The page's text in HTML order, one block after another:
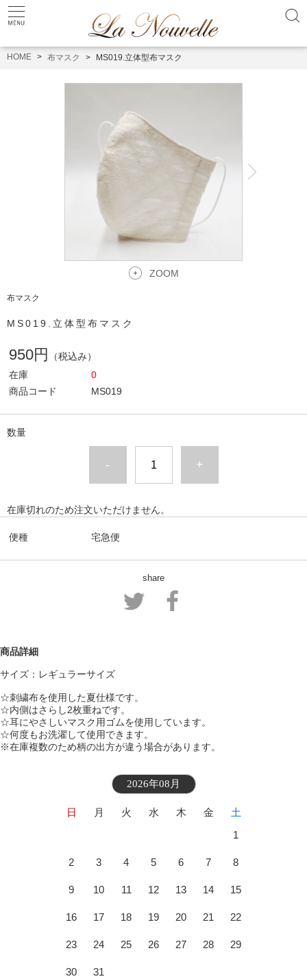
HOME 布マスク MS019.立体型布マスク
ZOOM
布マスク
MS019.立体型布マスク
950円
（税込み）
在庫
0
商品コード
MS019
数量
- +
在庫切れのため注文いただけません。
便種 宅急便
share
商品詳細
サイズ：レギュラーサイズ
☆刺繍布を使用した夏仕様です。
☆内側はさらし2枚重ねです。
☆耳にやさしいマスク用ゴムを使用しています。
☆何度もお洗濯して使用できます。
※在庫複数のため柄の出方が違う場合があります。
2026年08月
日 月 火 水 木 金
土
1
2 3 4 5 6 7 8
9 10 11 12 13 14 15
16 17 18 19 20 21 22
23 24 25 26 27 28 29
30 31